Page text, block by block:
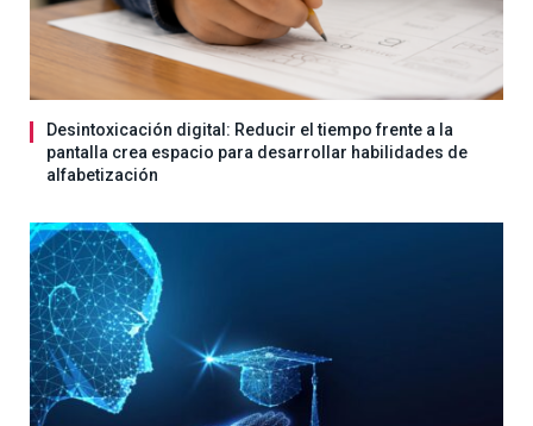
Desintoxicación digital: Reducir el tiempo frente a la
pantalla crea espacio para desarrollar habilidades de
alfabetización